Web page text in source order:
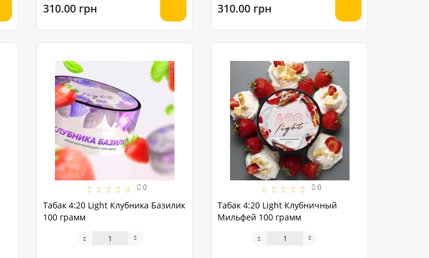
310.00 грн 310.00 грн
0
Табак 4:20 Light Клубника Базилик
100 грамм
0
Табак 4:20 Light Клубничный
Мильфей 100 грамм